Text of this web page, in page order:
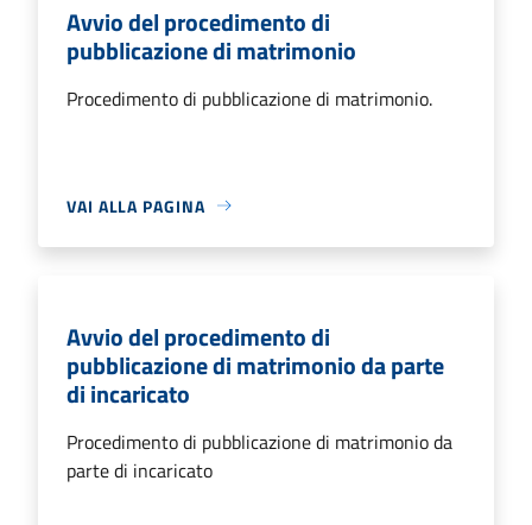
Avvio del procedimento di
pubblicazione di matrimonio
Procedimento di pubblicazione di matrimonio.
VAI ALLA PAGINA
Avvio del procedimento di
pubblicazione di matrimonio da parte
di incaricato
Procedimento di pubblicazione di matrimonio da
parte di incaricato